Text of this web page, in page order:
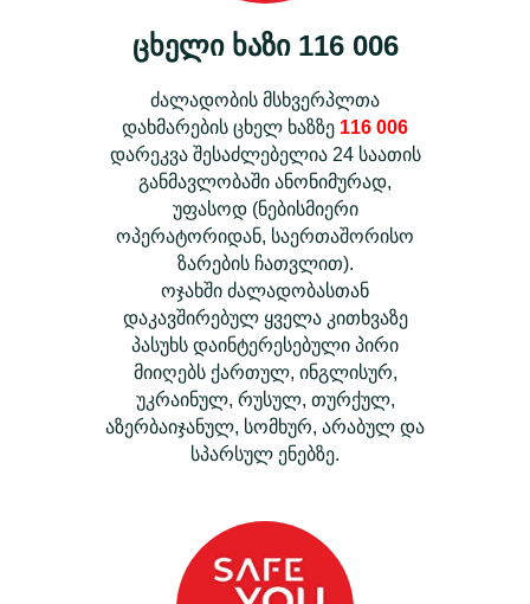
ცხელი ხაზი 116 006
ძალადობის მსხვერპლთა
დახმარების ცხელ ხაზზე 116 006
დარეკვა შესაძლებელია 24 საათის
განმავლობაში ანონიმურად,
უფასოდ (ნებისმიერი
ოპერატორიდან, საერთაშორისო
ზარების ჩათვლით).
ოჯახში ძალადობასთან
დაკავშირებულ ყველა კითხვაზე
პასუხს დაინტერესებული პირი
მიიღებს ქართულ, ინგლისურ,
უკრაინულ, რუსულ, თურქულ,
აზერბაიჯანულ, სომხურ, არაბულ და
სპარსულ ენებზე.